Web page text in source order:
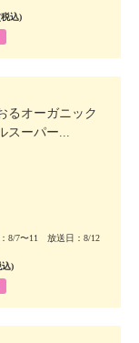
てください。
てください。
ください。
グウォッシ
ュ（しっかり
じませ、ぬる
込)
るオーガニック
スーパー...
8/7〜11 放送日：8/12
込)